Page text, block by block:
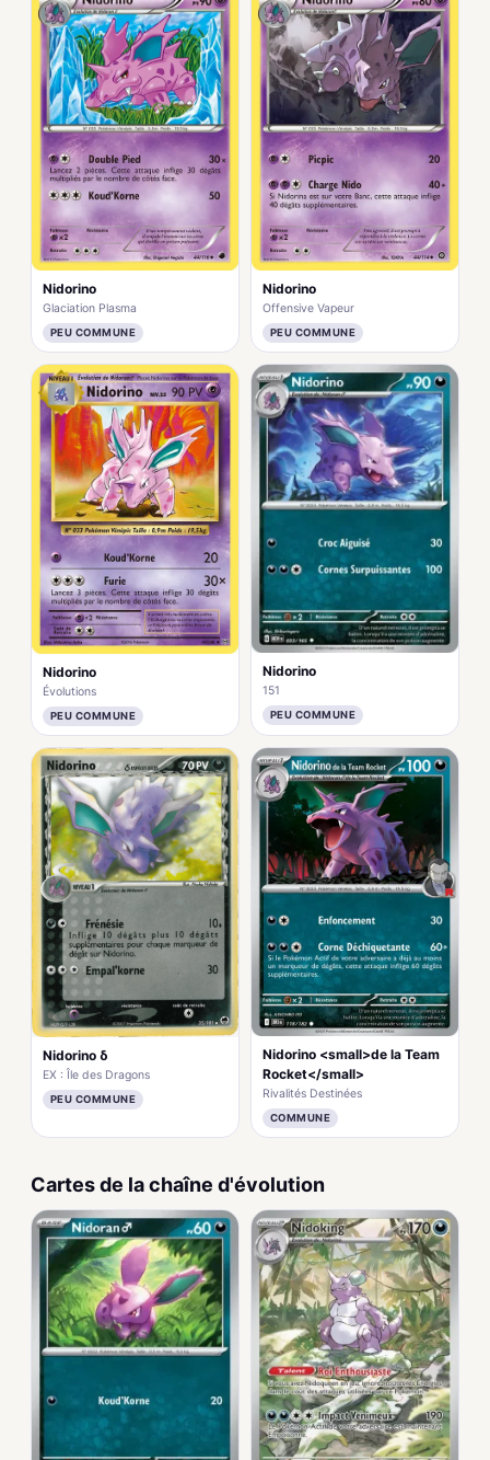
Nidorino
Glaciation Plasma
PEU COMMUNE
Nidorino
Offensive Vapeur
PEU COMMUNE
Nidorino
Évolutions
PEU COMMUNE
Nidorino
151
PEU COMMUNE
Nidorino δ
EX : Île des Dragons
PEU COMMUNE
Nidorino <small>de la Team
Rocket</small>
Rivalités Destinées
COMMUNE
Cartes de la chaîne d'évolution